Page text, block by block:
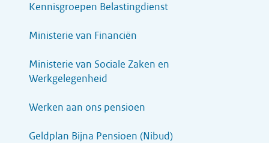
Kennisgroepen Belastingdienst
Ministerie van Financiën
Ministerie van Sociale Zaken en
Werkgelegenheid
Werken aan ons pensioen
Geldplan Bijna Pensioen (Nibud)